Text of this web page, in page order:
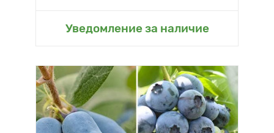
Уведомление за наличие